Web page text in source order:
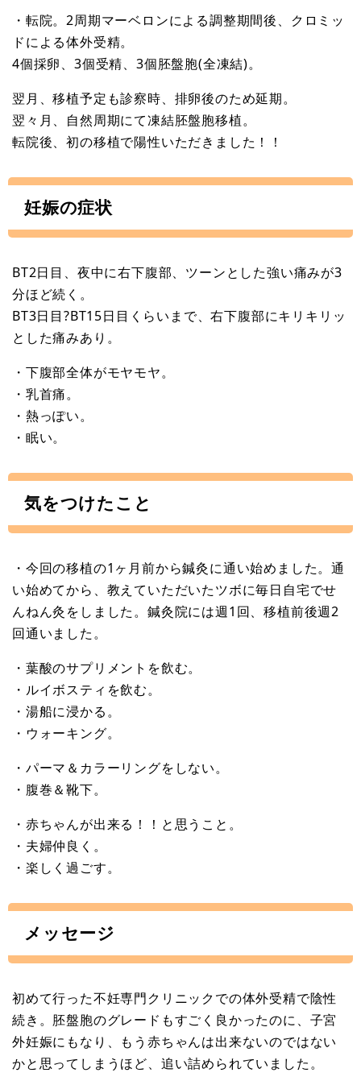
・転院。2周期マーベロンによる調整期間後、クロミッ
ドによる体外受精。
4個採卵、3個受精、3個胚盤胞(全凍結)。
翌月、移植予定も診察時、排卵後のため延期。
翌々月、自然周期にて凍結胚盤胞移植。
転院後、初の移植で陽性いただきました！！
妊娠の症状
BT2日目、夜中に右下腹部、ツーンとした強い痛みが3
分ほど続く。
BT3日目?BT15日目くらいまで、右下腹部にキリキリッ
とした痛みあり。
・下腹部全体がモヤモヤ。
・乳首痛。
・熱っぽい。
・眠い。
気をつけたこと
・今回の移植の1ヶ月前から鍼灸に通い始めました。通
い始めてから、教えていただいたツボに毎日自宅でせ
んねん灸をしました。鍼灸院には週1回、移植前後週2
回通いました。
・葉酸のサプリメントを飲む。
・ルイボスティを飲む。
・湯船に浸かる。
・ウォーキング。
・パーマ＆カラーリングをしない。
・腹巻＆靴下。
・赤ちゃんが出来る！！と思うこと。
・夫婦仲良く。
・楽しく過ごす。
メッセージ
初めて行った不妊専門クリニックでの体外受精で陰性
続き。胚盤胞のグレードもすごく良かったのに、子宮
外妊娠にもなり、もう赤ちゃんは出来ないのではない
かと思ってしまうほど、追い詰められていました。